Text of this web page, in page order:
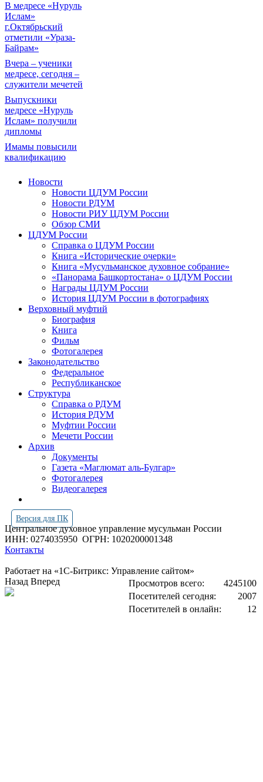
В медресе «Нуруль
Ислам»
г.Октябрьский
отметили «Ураза-
Байрам»
Вчера – ученики
медресе, сегодня –
служители мечетей
Выпускники
медресе «Нуруль
Ислам» получили
дипломы
Имамы повысили
квалификацию
Новости
Новости ЦДУМ России
Новости РДУМ
Новости РИУ ЦДУМ России
Обзор СМИ
ЦДУМ России
Справка о ЦДУМ России
Книга «Исторические очерки»
Книга «Мусульманское духовное собрание»
«Панорама Башкортостана» о ЦДУМ России
Награды ЦДУМ России
История ЦДУМ России в фотографиях
Верховный муфтий
Биография
Книга
Фильм
Фотогалерея
Законодательство
Федеральное
Республиканское
Структура
Справка о РДУМ
История РДУМ
Муфтии России
Мечети России
Архив
Документы
Газета «Маглюмат аль-Булгар»
Фотогалерея
Видеогалерея
Версия для ПК
Центральное духовное управление мусульман России
ИНН: 0274035950 ОГРН: 1020200001348
Контакты
Работает на «1С-Битрикс: Управление сайтом»
Просмотров всего:
4245100
Посетителей сегодня:
2007
Посетителей в онлайн:
12
Назад Вперед